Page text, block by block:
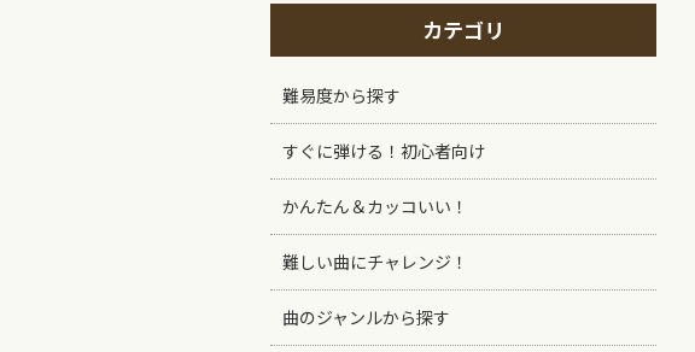
カテゴリ
難易度から探す
すぐに弾ける！初心者向け
かんたん＆カッコいい！
難しい曲にチャレンジ！
曲のジャンルから探す